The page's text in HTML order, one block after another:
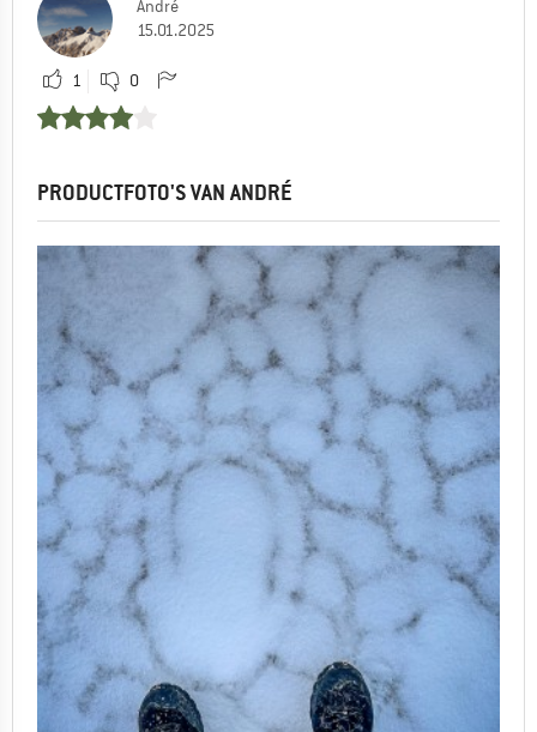
André
15.01.2025
1 0
PRODUCTFOTO'S VAN ANDRÉ